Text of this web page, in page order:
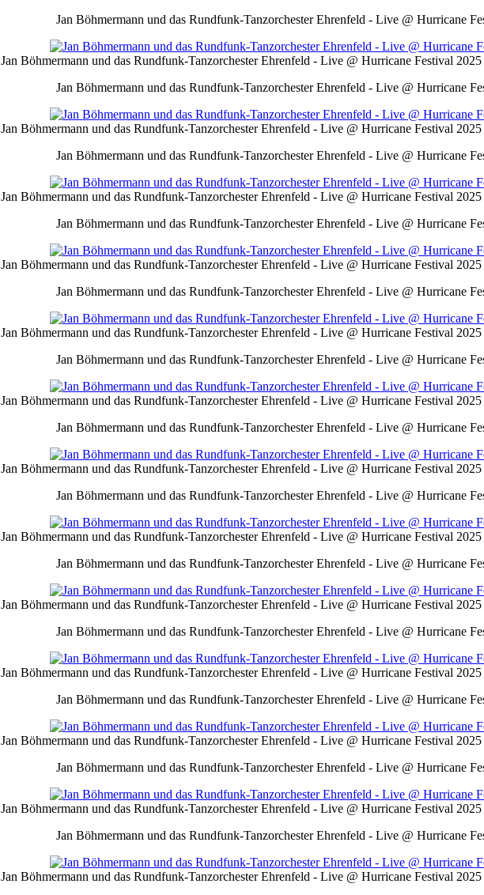
Jan Böhmermann und das Rundfunk-Tanzorchester Ehrenfeld - Live @ Hurricane
Jan Böhmermann und das Rundfunk-Tanzorchester Ehrenfeld - Live @ Hurricane Festival 2025
Jan Böhmermann und das Rundfunk-Tanzorchester Ehrenfeld - Live @ Hurricane
Jan Böhmermann und das Rundfunk-Tanzorchester Ehrenfeld - Live @ Hurricane Festival 2025
Jan Böhmermann und das Rundfunk-Tanzorchester Ehrenfeld - Live @ Hurricane
Jan Böhmermann und das Rundfunk-Tanzorchester Ehrenfeld - Live @ Hurricane Festival 2025
Jan Böhmermann und das Rundfunk-Tanzorchester Ehrenfeld - Live @ Hurricane
Jan Böhmermann und das Rundfunk-Tanzorchester Ehrenfeld - Live @ Hurricane Festival 2025
Jan Böhmermann und das Rundfunk-Tanzorchester Ehrenfeld - Live @ Hurricane
Jan Böhmermann und das Rundfunk-Tanzorchester Ehrenfeld - Live @ Hurricane Festival 2025
Jan Böhmermann und das Rundfunk-Tanzorchester Ehrenfeld - Live @ Hurricane
Jan Böhmermann und das Rundfunk-Tanzorchester Ehrenfeld - Live @ Hurricane Festival 2025
Jan Böhmermann und das Rundfunk-Tanzorchester Ehrenfeld - Live @ Hurricane
Jan Böhmermann und das Rundfunk-Tanzorchester Ehrenfeld - Live @ Hurricane Festival 2025
Jan Böhmermann und das Rundfunk-Tanzorchester Ehrenfeld - Live @ Hurricane
Jan Böhmermann und das Rundfunk-Tanzorchester Ehrenfeld - Live @ Hurricane Festival 2025
Jan Böhmermann und das Rundfunk-Tanzorchester Ehrenfeld - Live @ Hurricane
Jan Böhmermann und das Rundfunk-Tanzorchester Ehrenfeld - Live @ Hurricane Festival 2025
Jan Böhmermann und das Rundfunk-Tanzorchester Ehrenfeld - Live @ Hurricane
Jan Böhmermann und das Rundfunk-Tanzorchester Ehrenfeld - Live @ Hurricane Festival 2025
Jan Böhmermann und das Rundfunk-Tanzorchester Ehrenfeld - Live @ Hurricane
Jan Böhmermann und das Rundfunk-Tanzorchester Ehrenfeld - Live @ Hurricane Festival 2025
Jan Böhmermann und das Rundfunk-Tanzorchester Ehrenfeld - Live @ Hurricane
Jan Böhmermann und das Rundfunk-Tanzorchester Ehrenfeld - Live @ Hurricane Festival 2025
Jan Böhmermann und das Rundfunk-Tanzorchester Ehrenfeld - Live @ Hurricane
Jan Böhmermann und das Rundfunk-Tanzorchester Ehrenfeld - Live @ Hurricane Festival 2025